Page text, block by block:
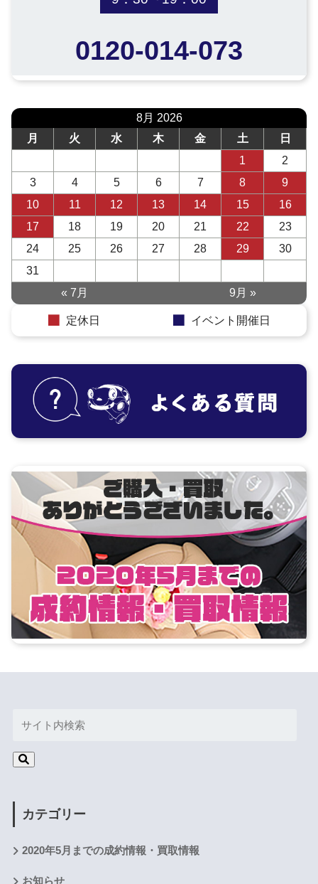
0120-014-073
8月 2026
月
火 水 木 金 土
日
1
2
3
4 5 6 7 8
9
10
11 12 13 14 15
16
17
18 19 20 21 22
23
24
25 26 27 28 29
30
31
« 7月
9月 »
定休日 イベント開催日
カテゴリー
2020年5月までの成約情報・買取情報
お知らせ